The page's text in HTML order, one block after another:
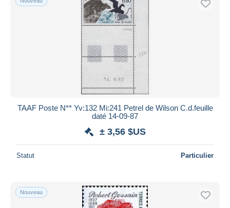
TAAF Poste N** Yv:132 Mi:241 Petrel de Wilson C.d.feuille
daté 14-09-87
± 3,56 $US
Statut Particulier
Nouveau